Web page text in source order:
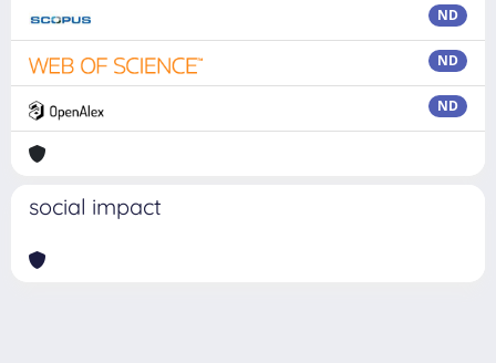
ND
ND
ND
social impact